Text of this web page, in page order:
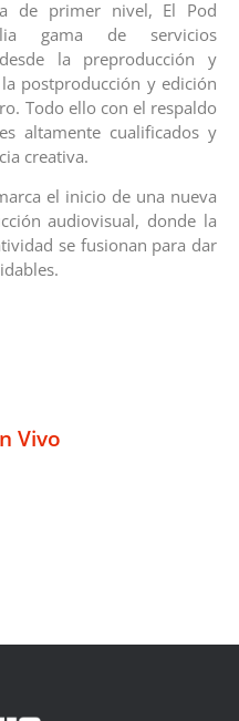
de primer nivel, El Pod
gama de servicios
la preproducción y
postproducción y edición
Todo ello con el respaldo
altamente cualificados y
creativa.
el inicio de una nueva
audiovisual, donde la
se fusionan para dar
Vivo